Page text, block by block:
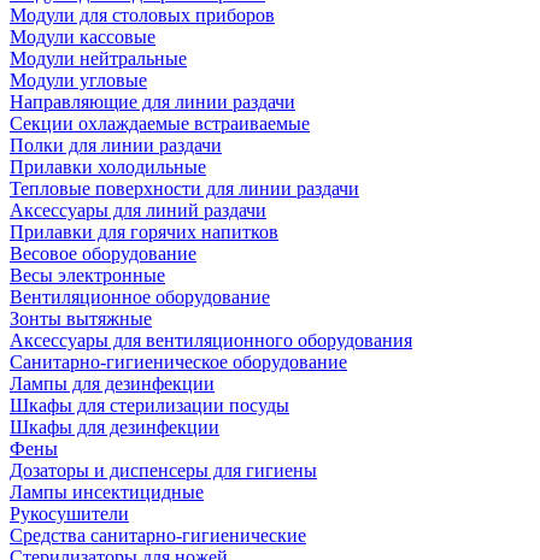
Модули для столовых приборов
Модули кассовые
Модули нейтральные
Модули угловые
Направляющие для линии раздачи
Секции охлаждаемые встраиваемые
Полки для линии раздачи
Прилавки холодильные
Тепловые поверхности для линии раздачи
Аксессуары для линий раздачи
Прилавки для горячих напитков
Весовое оборудование
Весы электронные
Вентиляционное оборудование
Зонты вытяжные
Аксессуары для вентиляционного оборудования
Санитарно-гигиеническое оборудование
Лампы для дезинфекции
Шкафы для стерилизации посуды
Шкафы для дезинфекции
Фены
Дозаторы и диспенсеры для гигиены
Лампы инсектицидные
Рукосушители
Средства санитарно-гигиенические